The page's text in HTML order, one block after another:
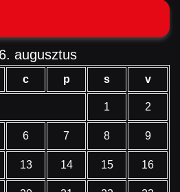
augusztus
c p s v
1 2
6 7 8 9
13 14 15 16